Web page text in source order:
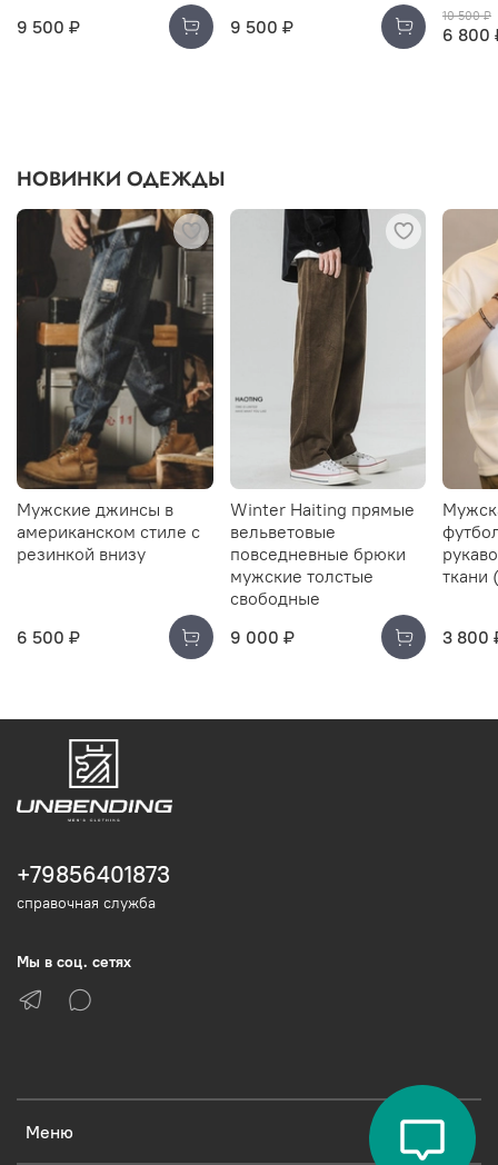
9 500 ₽ 9 500 ₽ 10 500 ₽
6 800
НОВИНКИ ОДЕЖДЫ
Мужские джинсы в
американском стиле с
резинкой внизу
6 500 ₽
Winter Haiting прямые
вельветовые
повседневные брюки
мужские толстые
свободные
9 000 ₽
ткани
3 800
Меню
+79856401873
справочная служба
Мы в соц. сетях